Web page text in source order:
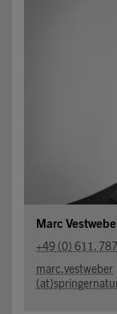
Marc
+49 (0) 611.
marc.vestweber